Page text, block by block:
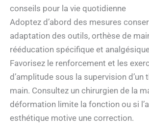
conseils pour la vie quotidienne
Adoptez d’abord des mesures
adaptation des outils, orthèse de
rééducation spécifique et
Favorisez le renforcement et les
d’amplitude sous la supervision d’un
main. Consultez un chirurgien de la
déformation limite la fonction ou si
esthétique motive une correction.